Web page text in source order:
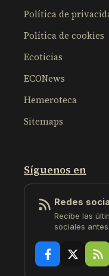
Política de
Política de cookies
Ecoticias
ECONews
Hemeroteca
Sitemaps
Síguenos en
Redes
Recibe las
sociales